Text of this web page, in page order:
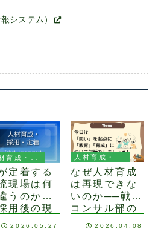
システム）
定着する
現場は何
うのか
用後の現
2026.05.27
なぜ人材育成
は再現できな
いのか──戦略
コンサル部の
2026.04.08